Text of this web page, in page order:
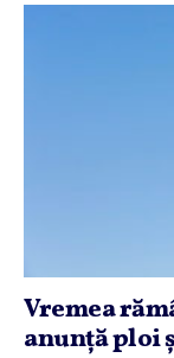
Vremea
anunţă ploi